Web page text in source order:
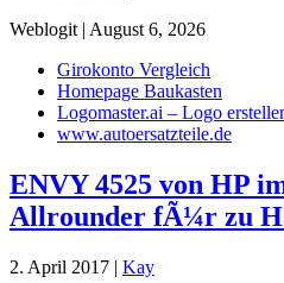
Weblogit | August 6, 2026
Girokonto Vergleich
Homepage Baukasten
Logomaster.ai – Logo
www.autoersatzteile.de
ENVY 4525 von HP
Allrounder fÃ¼r zu
2. April 2017 | Kay